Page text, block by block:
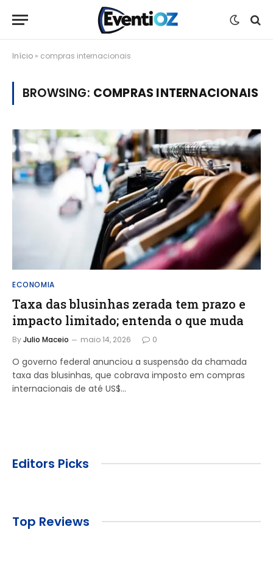
Início » compras internacionais
BROWSING: COMPRAS INTERNACIONAIS
ECONOMIA
Taxa das blusinhas zerada tem prazo e
impacto limitado; entenda o que muda
ByJulio Maceio maio 14, 2026 0
O governo federal anunciou a suspensão da chamada
taxa das blusinhas, que cobrava imposto em compras
internacionais de até US$…
Editors Picks
Top Reviews